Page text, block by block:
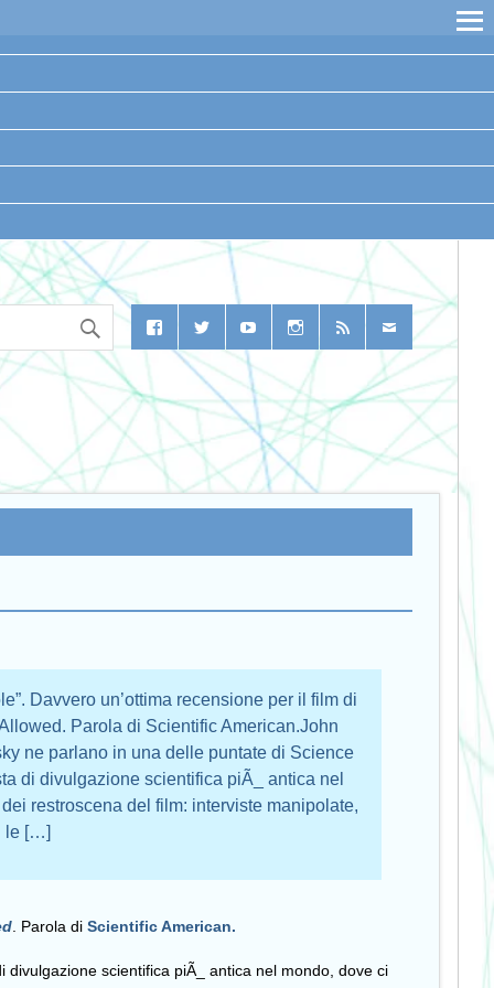
Davvero un’ottima recensione per il film di
Parola di Scientific American.John
ne parlano in una delle puntate di Science
di divulgazione scientifica piÃ_ antica nel
restroscena del film: interviste manipolate,
le […]
. Parola di Scientific American.
scientifica piÃ_ antica nel mondo, dove ci